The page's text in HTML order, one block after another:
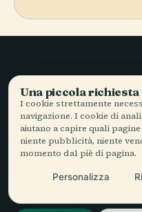
Viaggio
RESTA AGGIORNATO
Una piccola richiesta
I cookie strettamente
navigazione. I cookie di
aiutano a capire quali
niente pubblicità, niente
momento dal piè di pagina.
Personalizza